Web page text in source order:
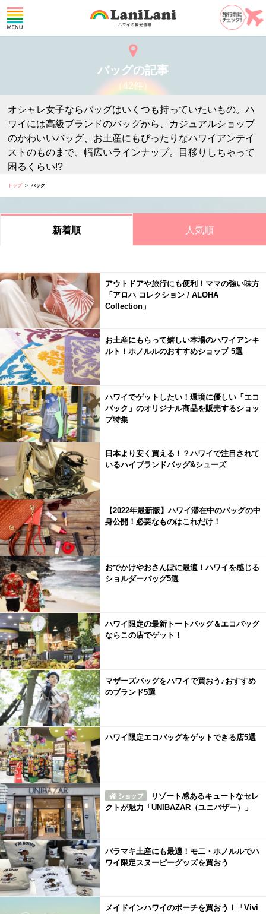
バッグの記事
（42件）
オシャレ女子ならバッグはいくつも持っていたいもの。ハ
ワイには高級ブランドのバッグから、カジュアルショップ
のかわいいバッグ、お土産にもぴったりなハワイアンテイ
ストのものまで、幅広いラインナップ。目移りしちゃって
困るくらい!?
トップ バッグ
新着順 人気順
アウトドアや旅行にも便利！ママの強い味方
「アロハ コレクション / ALOHA
Collection」
お土産にもらって嬉しい本場のハワイアンキ
ルト！ホノルルのおすすめショップ 5選
ハワイでゲットしたい！環境に優しい「エコ
バック」のオリジナル商品を販売するショッ
プ特集
日本より安く買える！？ハワイで注目されて
いるハイブランドバッグ&シューズ
【2022年最新版】ハワイ滞在中のバッグの中
身公開！必要なものはこれだけ！
おでかけやおさんぽに最適！ハワイを感じる
ショルダーバッグ5選
ハワイ限定の最新トートバッグ＆エコバッグ
ならこの店でゲット！
マザーズバッグをハワイで買おう♪おすすめ
のブランド5選
ハワイ限定エコバッグをゲットできる店5選
リゾート感あるキュートなセレ
クトが魅力「UNIBAZAR（ユニバザー）」
バラマキ土産にも最適！モ二・ホノルルでハ
ワイ限定スヌーピーグッズを買おう
メイドインハワイのポーチを買おう！「Vivi